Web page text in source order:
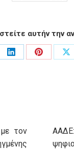
αυτήν την
Share
Share
τον